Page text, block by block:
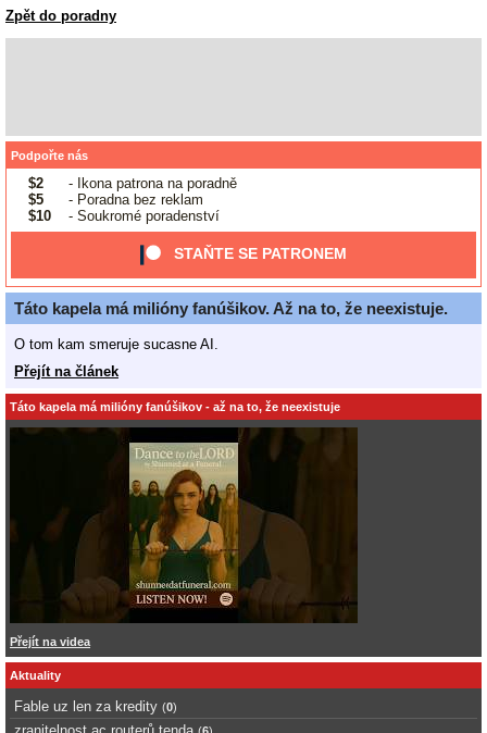
Zpět do poradny
Podpořte nás
$2
- Ikona patrona na poradně
$5
- Poradna bez reklam
$10
- Soukromé poradenství
STAŇTE SE PATRONEM
Táto kapela má milióny fanúšikov. Až na to, že neexistuje.
O tom kam smeruje sucasne AI.
Přejít na článek
Táto kapela má milióny fanúšikov - až na to, že neexistuje
Přejít na videa
Aktuality
Fable uz len za kredity (0)